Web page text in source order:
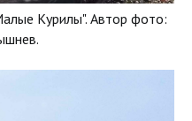
Курилы". Автор фото: